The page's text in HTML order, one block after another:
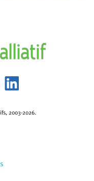
2003-2026.